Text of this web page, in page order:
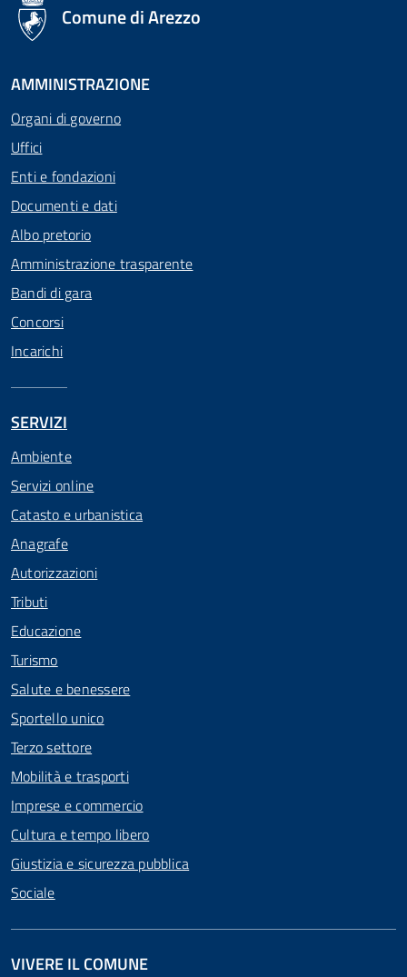
Comune di Arezzo
AMMINISTRAZIONE
Organi di governo
Uffici
Enti e fondazioni
Documenti e dati
Albo pretorio
Amministrazione trasparente
Bandi di gara
Concorsi
Incarichi
SERVIZI
Ambiente
Servizi online
Catasto e urbanistica
Anagrafe
Autorizzazioni
Tributi
Educazione
Turismo
Salute e benessere
Sportello unico
Terzo settore
Mobilità e trasporti
Imprese e commercio
Cultura e tempo libero
Giustizia e sicurezza pubblica
Sociale
VIVERE IL COMUNE